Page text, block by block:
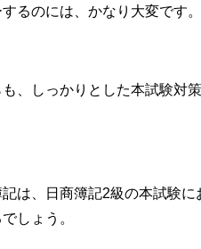
るのには、かなり大変です。
、しっかりとした本試験対
は、日商簿記2級の本試験
しょう。